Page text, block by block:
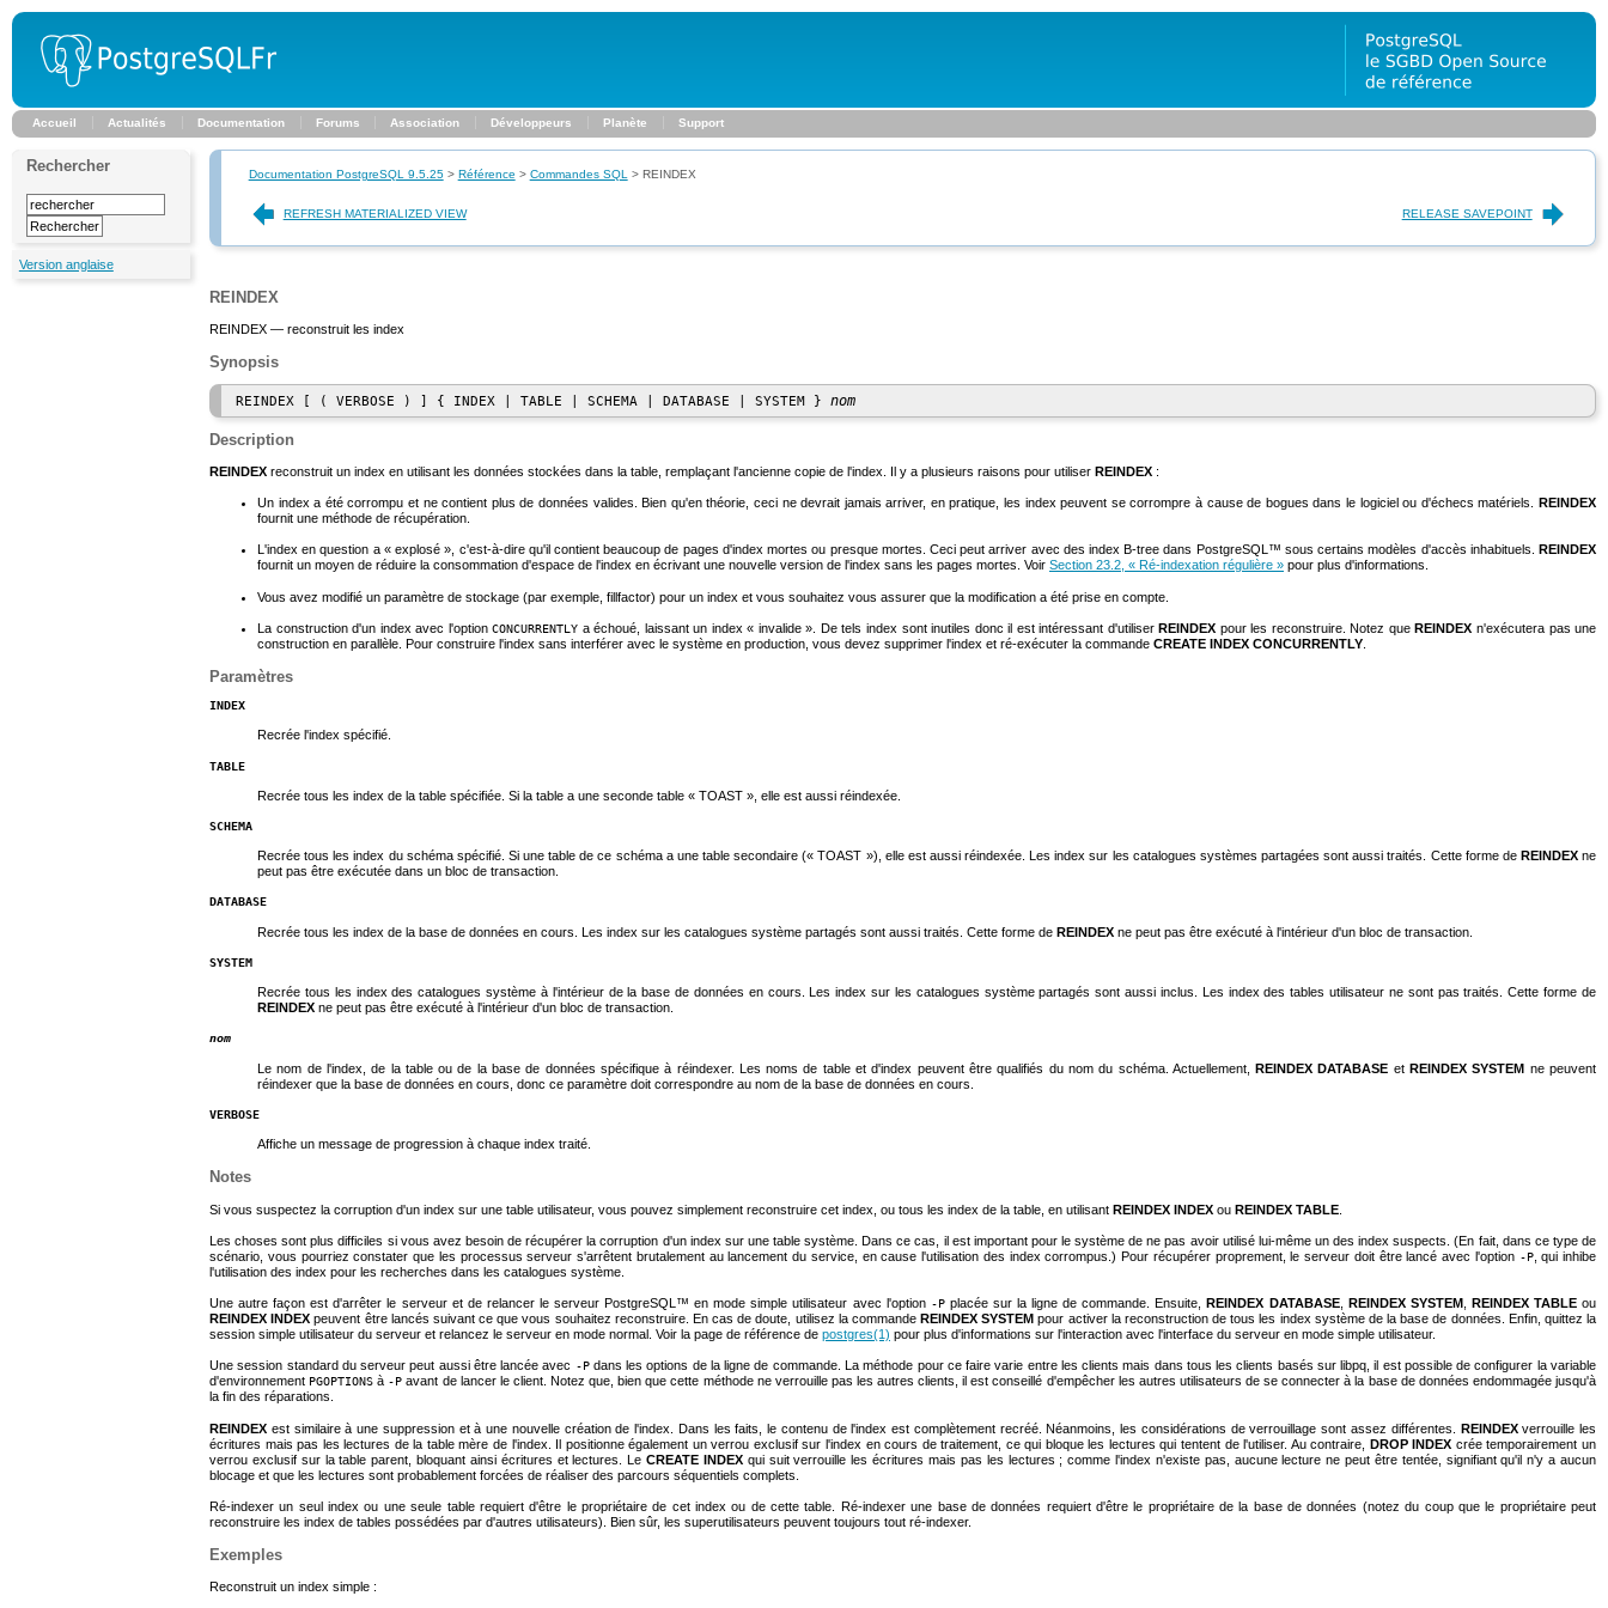
Accueil Actualités Documentation Forums Association Développeurs Planète Support
Rechercher
Version anglaise
Documentation PostgreSQL 9.5.25> Référence > Commandes SQL > REINDEX
REFRESH MATERIALIZED VIEW RELEASE SAVEPOINT
REINDEX
REINDEX — reconstruit les index
Synopsis
REINDEX [ ( VERBOSE ) ] { INDEX | TABLE | SCHEMA | DATABASE | SYSTEM } nom
Description
REINDEX reconstruit un index en utilisant les données stockées dans la table, remplaçant l'ancienne copie de l'index. Il y a plusieurs raisons pour utiliser REINDEX :
Un index a été corrompu et ne contient plus de données valides. Bien qu'en théorie, ceci ne devrait jamais arriver, en pratique, les index peuvent se corrompre à cause de bogues dans le logiciel ou d'échecs matériels. REINDEX
fournit une méthode de récupération.
L'index en question a «explosé » , c'est-à-dire qu'il contient beaucoup de pages d'index mortes ou presque mortes. Ceci peut arriver avec des index B-tree dans PostgreSQL ™ sous certains modèles d'accès inhabituels.
REINDEX
fournit un moyen de réduire la consommation d'espace de l'index en écrivant une nouvelle version de l'index sans les pages mortes. Voir Section 23.2, « Ré-indexation régulière » pour plus d'informations.
Vous avez modifié un paramètre de stockage (par exemple, fillfactor) pour un index et vous souhaitez vous assurer que la modification a été prise en compte.
La construction d'un index avec l'optionCONCURRENTLY a échoué, laissant un index« invalide» . De tels index sont inutiles donc il est intéressant d'utiliserREINDEX pour les reconstruire. Notez queREINDEX n'exécutera pas une
construction en parallèle. Pour construire l'index sans interférer avec le système en production, vous devez supprimer l'index et ré-exécuter la commande CREATE INDEX CONCURRENTLY
Paramètres
INDEX
Recrée l'index spécifié.
TABLE
Recrée tous les index de la table spécifiée. Si la table a une seconde table « TOAST » , elle est aussi réindexée.
SCHEMA
Recrée tous les index du schéma spécifié. Si une table de ce schéma a une table secondaire («TOAST »), elle est aussi réindexée. Les index sur les catalogues systèmes partagées sont aussi traités. Cette forme de REINDEXne
peut pas être exécutée dans un bloc de transaction.
DATABASE
Recrée tous les index de la base de données en cours. Les index sur les catalogues système partagés sont aussi traités. Cette forme de REINDEX ne peut pas être exécuté à l'intérieur d'un bloc de transaction.
SYSTEM
Recrée tous les index des catalogues système à l'intérieur de la base de données en cours. Les index sur les catalogues système partagés sont aussi inclus. Les index des tables utilisateur ne sont pas traités. Cette forme de
REINDEX ne peut pas être exécuté à l'intérieur d'un bloc de transaction.
nom
Le nom de l'index, de la table ou de la base de données spécifique à réindexer. Les noms de table et d'index peuvent être qualifiés du nom du schéma. Actuellement,REINDEX DATABASE etREINDEX SYSTEM ne peuvent
réindexer que la base de données en cours, donc ce paramètre doit correspondre au nom de la base de données en cours.
VERBOSE
Affiche un message de progression à chaque index traité.
Notes
Si vous suspectez la corruption d'un index sur une table utilisateur, vous pouvez simplement reconstruire cet index, ou tous les index de la table, en utilisant REINDEX INDEX ou REINDEX TABLE
Les choses sont plus difficiles si vous avez besoin de récupérer la corruption d'un index sur une table système. Dans ce cas, il est important pour le système de ne pas avoir utilisé lui-même un des index suspects. (En fait, dans ce type de
scénario, vous pourriez constater que les processus serveur s'arrêtent brutalement au lancement du service, en cause l'utilisation des index corrompus.) Pour récupérer proprement, le serveur doit être lancé avec l'option -P, qui inhibe
l'utilisation des index pour les recherches dans les catalogues système.
Une autre façon est d'arrêter le serveur et de relancer le serveurPostgreSQL ™ en mode simple utilisateur avec l'option -Pplacée sur la ligne de commande. Ensuite,REINDEX DATABASE, REINDEX SYSTEM, REINDEX TABLEou
REINDEX INDEX peuvent être lancés suivant ce que vous souhaitez reconstruire. En cas de doute, utilisez la commandeREINDEX SYSTEM pour activer la reconstruction de tous les index système de la base de données. Enfin, quittez la
session simple utilisateur du serveur et relancez le serveur en mode normal. Voir la page de référence de postgres(1) pour plus d'informations sur l'interaction avec l'interface du serveur en mode simple utilisateur.
Une session standard du serveur peut aussi être lancée avec -Pdans les options de la ligne de commande. La méthode pour ce faire varie entre les clients mais dans tous les clients basés sur libpq , il est possible de configurer la variable
d'environnement PGOPTIONS à -P avant de lancer le client. Notez que, bien que cette méthode ne verrouille pas les autres clients, il est conseillé d'empêcher les autres utilisateurs de se connecter à la base de données endommagée jusqu'à
la fin des réparations.
REINDEX est similaire à une suppression et à une nouvelle création de l'index. Dans les faits, le contenu de l'index est complètement recréé. Néanmoins, les considérations de verrouillage sont assez différentes. REINDEXverrouille les
écritures mais pas les lectures de la table mère de l'index. Il positionne également un verrou exclusif sur l'index en cours de traitement, ce qui bloque les lectures qui tentent de l'utiliser. Au contraire, DROP INDEX crée temporairement un
verrou exclusif sur la table parent, bloquant ainsi écritures et lectures. LeCREATE INDEXqui suit verrouille les écritures mais pas les lectures ; comme l'index n'existe pas, aucune lecture ne peut être tentée, signifiant qu'il n'y a aucun
blocage et que les lectures sont probablement forcées de réaliser des parcours séquentiels complets.
Ré-indexer un seul index ou une seule table requiert d'être le propriétaire de cet index ou de cette table. Ré-indexer une base de données requiert d'être le propriétaire de la base de données (notez du coup que le propriétaire peut
reconstruire les index de tables possédées par d'autres utilisateurs). Bien sûr, les superutilisateurs peuvent toujours tout ré-indexer.
Exemples
Reconstruit un index simple :